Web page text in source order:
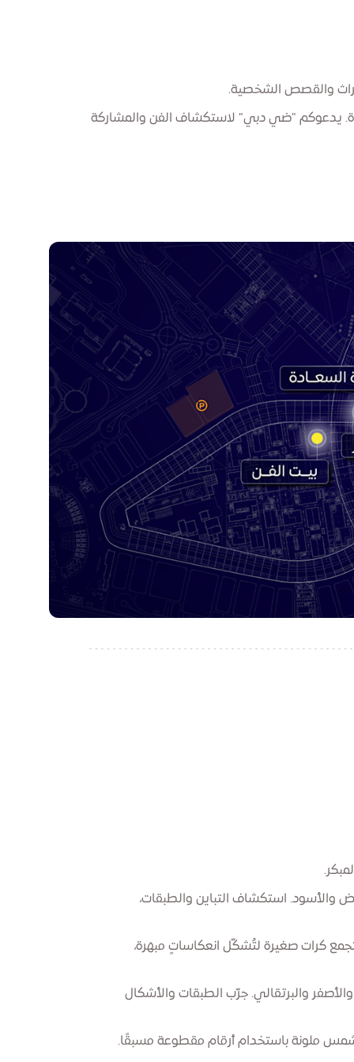
والقصص الشخصية.
يدعوكم "ضي دبي" لاستكشاف الفن والمشاركة
والأسود. استكشاف التباين والطبقات،
كرات صغيرة لتُشكّل انعكاساتٍ مبهرة،
والبرتقالي. جرّب الطبقات والأشكال
ملونة باستخدام أرقام مقطوعة مسبقًا.